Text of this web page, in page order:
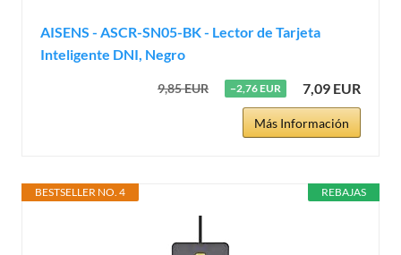
AISENS - ASCR-SN05-BK - Lector de Tarjeta
Inteligente DNI, Negro
9,85 EUR −2,76 EUR 7,09 EUR
Más Información
REBAJAS
BESTSELLER NO. 4